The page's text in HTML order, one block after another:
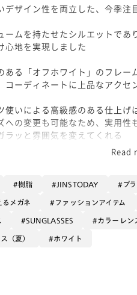
デザイン性を両立した、今季注
ームを持たせたシルエットで
心地を実現しました
ある「オフホワイト」のフレ
コーディネートに上品なアクセ
使いによる高級感のある仕上げ
への変更も可能なため、実用性
ラッと雰囲気を変えてくれる
Read
樹脂 JINSTODAY プ
メガネ ファッションアイテム
SUNGLASSES カラーレン
（夏） ホワイト